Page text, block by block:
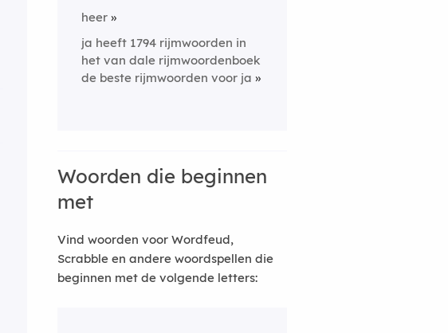
heer
ja heeft 1794 rijmwoorden in
het van dale rijmwoordenboek
de beste rijmwoorden voor ja
Woorden die beginnen
met
Vind woorden voor Wordfeud,
Scrabble en andere woordspellen die
beginnen met de volgende letters: